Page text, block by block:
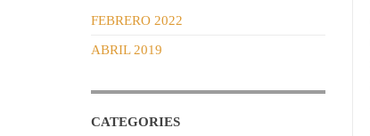
FEBRERO 2022
ABRIL 2019
CATEGORIES